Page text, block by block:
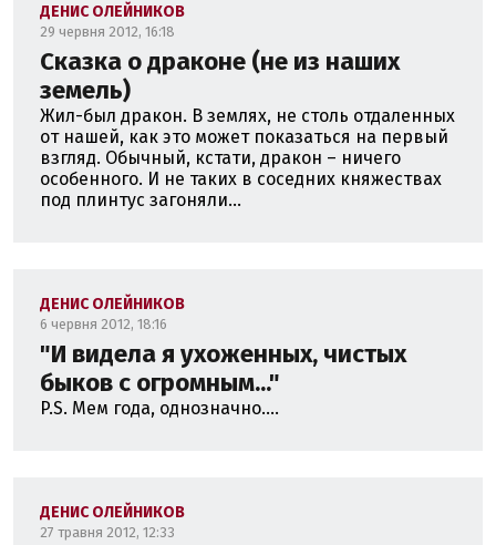
ДЕНИС ОЛЕЙНИКОВ
29 червня 2012, 16:18
Сказка о драконе (не из наших
земель)
Жил-был дракон. В землях, не столь отдаленных
от нашей, как это может показаться на первый
взгляд. Обычный, кстати, дракон – ничего
особенного. И не таких в соседних княжествах
под плинтус загоняли...
ДЕНИС ОЛЕЙНИКОВ
6 червня 2012, 18:16
"И видела я ухоженных, чистых
быков с огромным..."
P.S. Мем года, однозначно....
ДЕНИС ОЛЕЙНИКОВ
27 травня 2012, 12:33